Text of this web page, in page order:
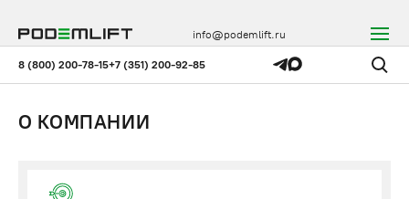
8 (800) 200-78-15+7 (351) 200-92-85
info@podemlift.ru
О КОМПАНИИ